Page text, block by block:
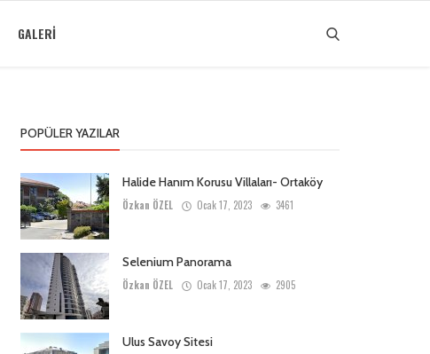
GALERI
POPÜLER YAZILAR
Halide Hanım Korusu Villaları- Ortaköy
Özkan ÖZEL Ocak 17, 2023 3461
Selenium Panorama
Özkan ÖZEL Ocak 17, 2023 2905
Ulus Savoy Sitesi